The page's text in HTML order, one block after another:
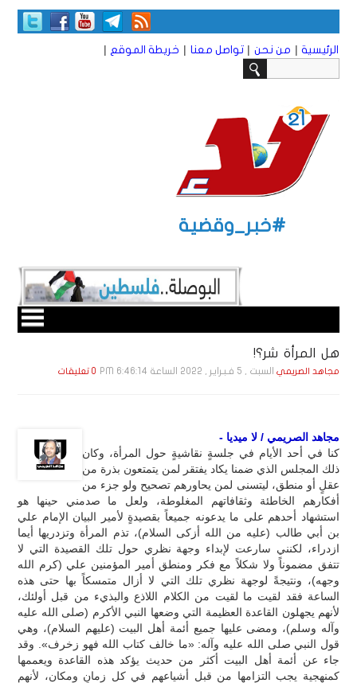
الرئيسية | من نحن | تواصل معنا | خريطة الموقع |
#خبر_وقضية
هل المرأة شر؟!
مجاهد الصريمي السبت , 5 فـبـرايـر , 2022 الساعة 6:46:14 PM 0 تعليقات
مجاهد الصريمي / لا ميديا -
كنا في أحد الأيام في جلسةٍ نقاشيةٍ حول المرأة، وكان
ذلك المجلس الذي ضمنا يكاد يفتقر لمن يتمتعون بذرة من
عقلٍ أو منطق، ليتسنى لمن يحاورهم تصحيح ولو جزء من
أفكارهم الخاطئة وثقافاتهم المغلوطة، ولعل ما صدمني حينها هو
استشهاد أحدهم على ما يدعونه جميعاً بقصيدةٍ لأمير البيان الإمام علي
بن أبي طالب (عليه من الله أزكى السلام)، تذم المرأة وتزدريها أيما
ازدراء، لكنني سارعت لإبداء وجهة نظري حول تلك القصيدة التي لا
تتفق مضموناً ولا شكلاً مع فكر ومنطق أمير المؤمنين علي (كرم الله
وجهه)، ونتيجةً لوجهة نظري تلك التي لا أزال متمسكاً بها حتى هذه
الساعة فقد لقيت ما لقيت من الكلام اللاذع والبذيء من قبل أولئك،
لأنهم يجهلون القاعدة العظيمة التي وضعها النبي الأكرم (صلى الله عليه
وآله وسلم)، ومضى عليها جميع أئمة أهل البيت (عليهم السلام)، وهي
قول النبي صلى الله عليه وآله: «ما خالف كتاب الله فهو زخرف». وقد
جاء عن أئمة أهل البيت أكثر من حديث يؤكد هذه القاعدة ويعممها
كمنهجية يجب التزامها من قبل أشياعهم في كل زمانٍ ومكان، لأنهم